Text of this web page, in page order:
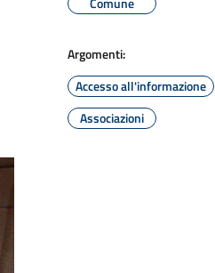
Argomenti:
Accesso all'informazione
Associazioni